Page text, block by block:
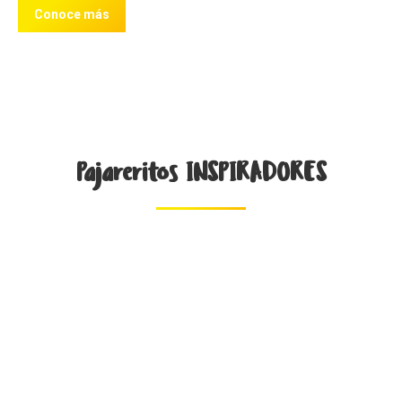
Conoce más
Pajareritos INSPIRADORES